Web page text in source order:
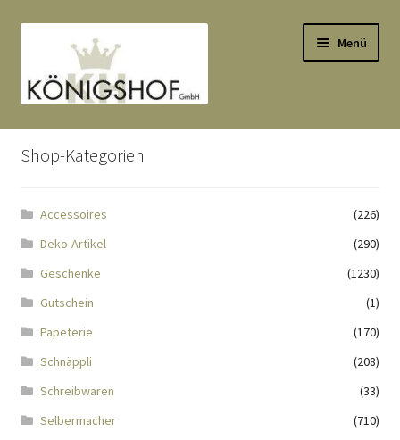
Navigation
springen
springen
Menü
Start
Anlässe
Datenauszug
Echtheit von Bewertungen
Impressum
Shop-Kategorien
Accessoires
(226)
Deko-Artikel
(290)
Geschenke
(1230)
Gutschein
(1)
Papeterie
(170)
Schnäppli
(208)
Schreibwaren
(33)
Selbermacher
(710)